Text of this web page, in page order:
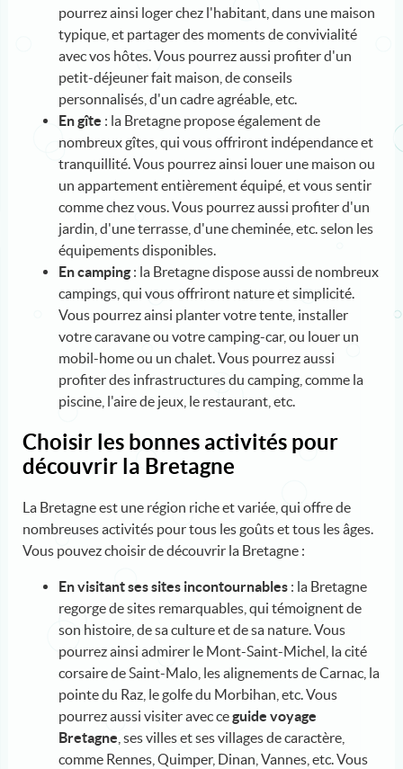
pourrez ainsi loger chez l'habitant, dans une maison
typique, et partager des moments de convivialité
avec vos hôtes. Vous pourrez aussi profiter d'un
petit-déjeuner fait maison, de conseils
personnalisés, d'un cadre agréable, etc.
En gîte : la Bretagne propose également de
nombreux gîtes, qui vous offriront indépendance et
tranquillité. Vous pourrez ainsi louer une maison ou
un appartement entièrement équipé, et vous sentir
comme chez vous. Vous pourrez aussi profiter d'un
jardin, d'une terrasse, d'une cheminée, etc. selon les
équipements disponibles.
En camping: la Bretagne dispose aussi de nombreux
campings, qui vous offriront nature et simplicité.
Vous pourrez ainsi planter votre tente, installer
votre caravane ou votre camping-car, ou louer un
mobil-home ou un chalet. Vous pourrez aussi
profiter des infrastructures du camping, comme la
piscine, l'aire de jeux, le restaurant, etc.
Choisir les bonnes activités pour
découvrir la Bretagne
La Bretagne est une région riche et variée, qui offre de
nombreuses activités pour tous les goûts et tous les âges.
Vous pouvez choisir de découvrir la Bretagne :
En visitant ses sites incontournables: la Bretagne
regorge de sites remarquables, qui témoignent de
son histoire, de sa culture et de sa nature. Vous
pourrez ainsi admirer le Mont-Saint-Michel, la cité
corsaire de Saint-Malo, les alignements de Carnac, la
pointe du Raz, le golfe du Morbihan, etc. Vous
pourrez aussi visiter avec ceguide voyage
Bretagne , ses villes et ses villages de caractère,
comme Rennes, Quimper, Dinan, Vannes, etc. Vous